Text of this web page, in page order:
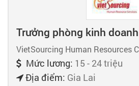
Trưởng phòng kinh doanh
VietSourcing Human Resources
Mức lương: 15 - 24 triệu
Địa điểm: Gia Lai